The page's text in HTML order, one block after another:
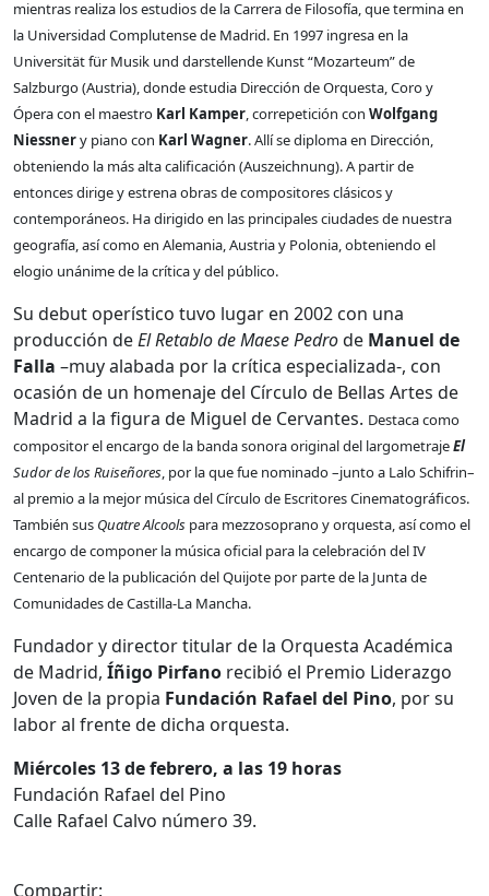
mientras realiza los estudios de la Carrera de Filosofía, que termina en
la Universidad Complutense de Madrid. En 1997 ingresa en la
Universität für Musik und darstellende Kunst “Mozarteum” de
Salzburgo (Austria), donde estudia Dirección de Orquesta, Coro y
Ópera con el maestro Karl Kamper, correpetición con Wolfgang
Niessnery piano con Karl Wagner. Allí se diploma en Dirección,
obteniendo la más alta calificación (Auszeichnung). A partir de
entonces dirige y estrena obras de compositores clásicos y
contemporáneos. Ha dirigido en las principales ciudades de nuestra
geografía, así como en Alemania, Austria y Polonia, obteniendo el
elogio unánime de la crítica y del público.
Su debut operístico tuvo lugar en 2002 con una
producción deEl Retablo de Maese Pedrode Manuel de
Falla –muy alabada por la crítica especializada-, con
ocasión de un homenaje del Círculo de Bellas Artes de
Madrid a la figura de Miguel de Cervantes. Destaca como
compositor el encargo de la banda sonora original del largometrajeEl
Sudor de los Ruiseñores, por la que fue nominado –junto a Lalo Schifrin–
al premio a la mejor música delCírculo de Escritores Cinematográficos.
También sus Quatre Alcools para mezzosoprano y orquesta, así como el
encargo de componer la música oficial para lacelebración del IV
Centenario de la publicación del Quijote por parte de la Junta de
Comunidades de Castilla-La Mancha.
Fundador y director titular de la Orquesta Académica
de Madrid, Íñigo Pirfano recibió el Premio Liderazgo
Joven de la propia Fundación Rafael del Pino, por su
labor al frente de dicha orquesta.
Miércoles 13 de febrero, a las 19 horas
Fundación Rafael del Pino
Calle Rafael Calvo número 39.
Compartir: